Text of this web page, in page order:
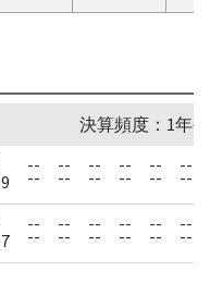
決算頻度：1年
--
--
--
--
--
--
--
--
--
--
--
--
--
--
--
--
--
--
--
--
--
--
--
--